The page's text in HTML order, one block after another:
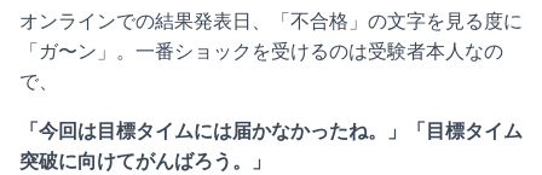
オンラインでの結果発表日、「不合格」の文字を見る度に
「ガ〜ン」。一番ショックを受けるのは受験者本人なの
で、
「今回は目標タイムには届かなかったね。」「目標タイム
突破に向けてがんばろう。」